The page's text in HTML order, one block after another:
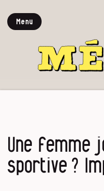
Menu
Une femme
sportive ?